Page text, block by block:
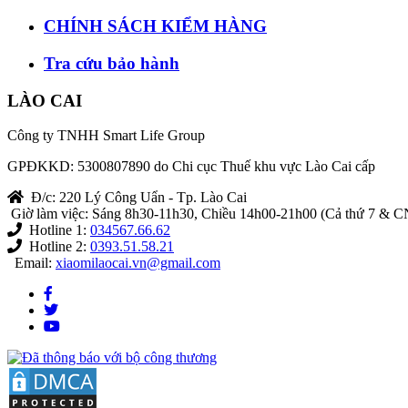
CHÍNH SÁCH KIỂM HÀNG
Tra cứu bảo hành
LÀO CAI
Công ty TNHH Smart Life Group
GPĐKKD: 5300807890 do Chi cục Thuế khu vực Lào Cai cấp
Đ/c: 220 Lý Công Uẩn - Tp. Lào Cai
Giờ làm việc: Sáng 8h30-11h30, Chiều 14h00-21h00 (Cả thứ 7 &
Hotline 1: 034567.66.62
Hotline 2: 0393.51.58.21
Email: xiaomilaocai.vn@gmail.com